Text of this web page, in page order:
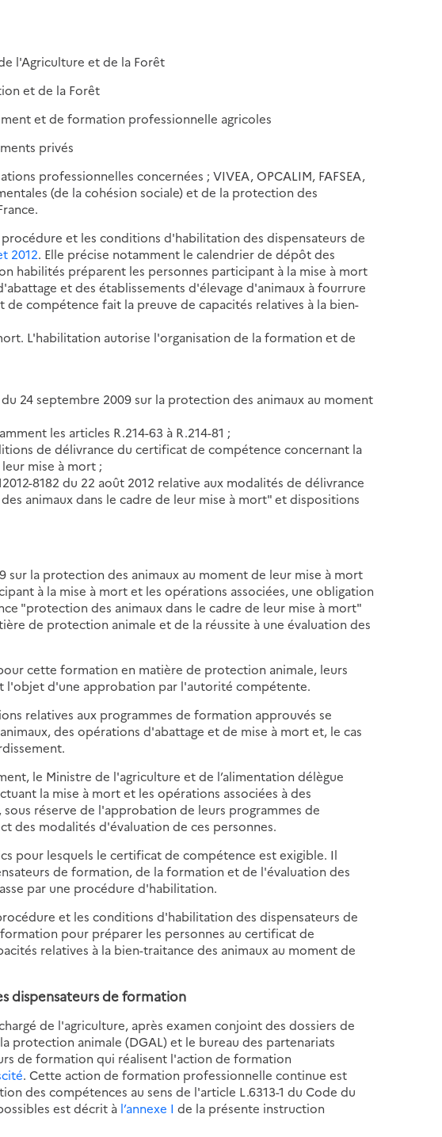
l'Agriculture et de la Forêt
et de la Forêt
et de formation professionnelle agricoles
privés
professionnelles concernées ; VIVEA, OPCALIM, FAFSEA,
(de la cohésion sociale) et de la protection des
et les conditions d'habilitation des dispensateurs de
2012. Elle précise notamment le calendrier de dépôt des
habilités préparent les personnes participant à la mise à mort
et des établissements d'élevage d'animaux à fourrure
compétence fait la preuve de capacités relatives à la bien-
L'habilitation autorise l'organisation de la formation et de
du 24 septembre 2009 sur la protection des animaux au moment
les articles R.214-63 à R.214-81 ;
de délivrance du certificat de compétence concernant la
mise à mort ;
8182 du 22 août 2012 relative aux modalités de délivrance
animaux dans le cadre de leur mise à mort" et dispositions
sur la protection des animaux au moment de leur mise à mort
à la mise à mort et les opérations associées, une obligation
"protection des animaux dans le cadre de leur mise à mort"
de protection animale et de la réussite à une évaluation des
cette formation en matière de protection animale, leurs
l'objet d'une approbation par l'autorité compétente.
relatives aux programmes de formation approuvés se
des opérations d'abattage et de mise à mort et, le cas
le Ministre de l'agriculture et de l’alimentation délègue
la mise à mort et les opérations associées à des
réserve de l'approbation de leurs programmes de
des modalités d'évaluation de ces personnes.
pour lesquels le certificat de compétence est exigible. Il
de formation, de la formation et de l'évaluation des
par une procédure d'habilitation.
et les conditions d'habilitation des dispensateurs de
pour préparer les personnes au certificat de
relatives à la bien-traitance des animaux au moment de
dispensateurs de formation
de l'agriculture, après examen conjoint des dossiers de
protection animale (DGAL) et le bureau des partenariats
de formation qui réalisent l'action de formation
. Cette action de formation professionnelle continue est
des compétences au sens de l'article L.6313-1 du Code du
est décrit à l’annexe Ide la présente instruction